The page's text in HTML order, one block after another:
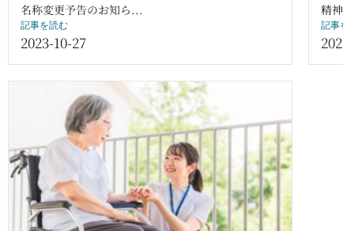
名称変更予告のお知ら...
記事を読む
2023-10-27
精
記事